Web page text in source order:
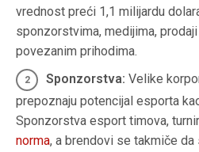
vrednost preći 1,1 milijardu
sponzorstvima, medijima,
povezanim prihodima.
Sponzorstva: Velike
prepoznaju potencijal esporta
Sponzorstva esport timova,
norma, a brendovi se takmiče